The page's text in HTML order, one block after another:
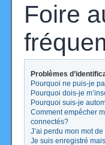
Foire
Problèmes
Pourquoi ne puis-je
Pourquoi dois-je
Pourquoi suis-je
Comment empêcher
connectés?
J’ai perdu mon mot
Je suis enregistré